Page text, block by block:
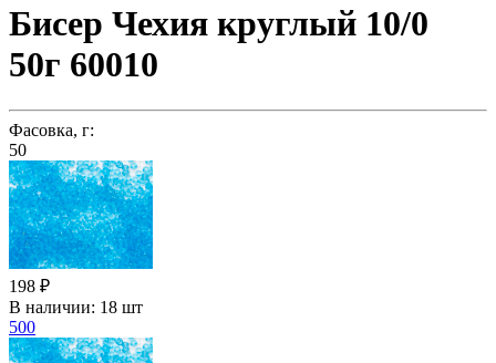
Бисер Чехия круглый 10/0
50г 60010
Фасовка, г:
50
198 ₽
В наличии: 18 шт
500